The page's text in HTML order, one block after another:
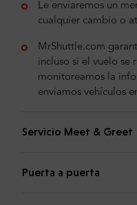
Le enviaremos un
cualquier cambio o
MrShuttle.com
incluso si el vuelo se
monitoreamos la
enviamos vehículos
Servicio Meet & Greet
Puerta a puerta